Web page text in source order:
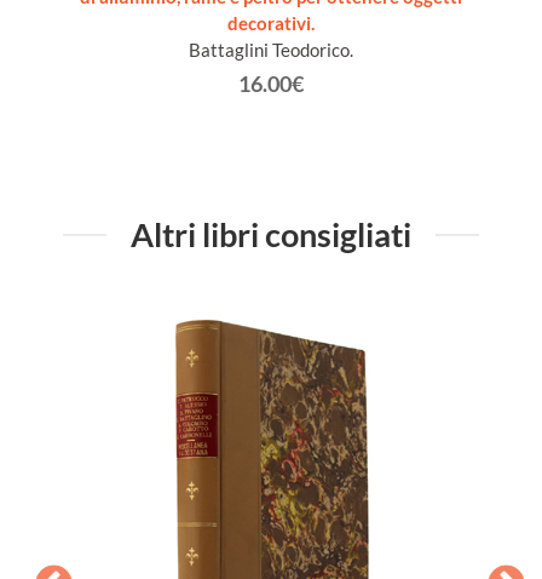
decorativi.
Battaglini Teodorico.
16.00€
Altri libri consigliati